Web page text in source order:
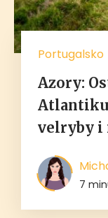
Portugalsko
Azory:
velryby i
7